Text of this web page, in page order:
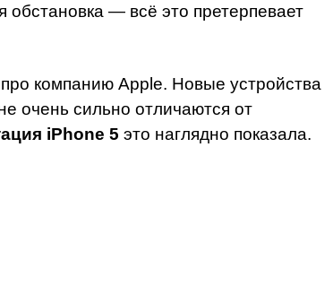
обстановка — всё это претерпевает
компанию Apple. Новые устройства
очень сильно отличаются от
iPhone 5 это наглядно показала.